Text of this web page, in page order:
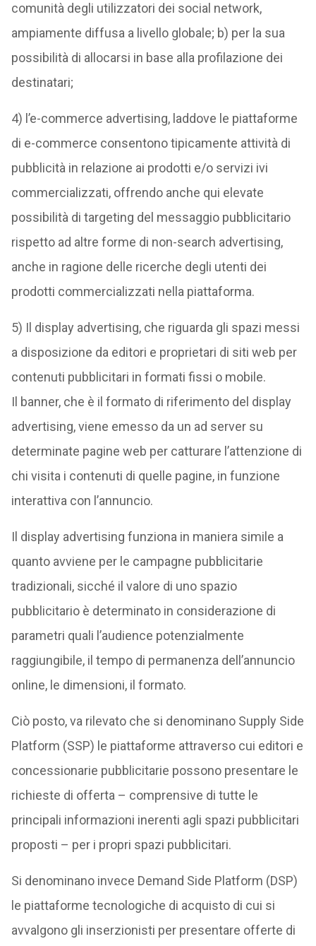
comunità degli utilizzatori dei social network,
ampiamente diffusa a livello globale; b) per la sua
possibilità di allocarsi in base alla profilazione dei
destinatari;
4) l’e-commerce advertising, laddove le piattaforme
di e-commerce consentono tipicamente attività di
pubblicità in relazione ai prodotti e/o servizi ivi
commercializzati, offrendo anche qui elevate
possibilità di targeting del messaggio pubblicitario
rispetto ad altre forme di non-search advertising,
anche in ragione delle ricerche degli utenti dei
prodotti commercializzati nella piattaforma.
5) Il display advertising, che riguarda gli spazi messi
a disposizione da editori e proprietari di siti web per
contenuti pubblicitari in formati fissi o mobile.
Il banner, che è il formato di riferimento del display
advertising, viene emesso da un ad server su
determinate pagine web per catturare l’attenzione di
chi visita i contenuti di quelle pagine, in funzione
interattiva con l’annuncio.
Il display advertising funziona in maniera simile a
quanto avviene per le campagne pubblicitarie
tradizionali, sicché il valore di uno spazio
pubblicitario è determinato in considerazione di
parametri quali l’audience potenzialmente
raggiungibile, il tempo di permanenza dell’annuncio
online, le dimensioni, il formato.
Ciò posto, va rilevato che si denominano Supply Side
Platform (SSP) le piattaforme attraverso cui editori e
concessionarie pubblicitarie possono presentare le
richieste di offerta – comprensive di tutte le
principali informazioni inerenti agli spazi pubblicitari
proposti – per i propri spazi pubblicitari.
Si denominano invece Demand Side Platform (DSP)
le piattaforme tecnologiche di acquisto di cui si
avvalgono gli inserzionisti per presentare offerte di